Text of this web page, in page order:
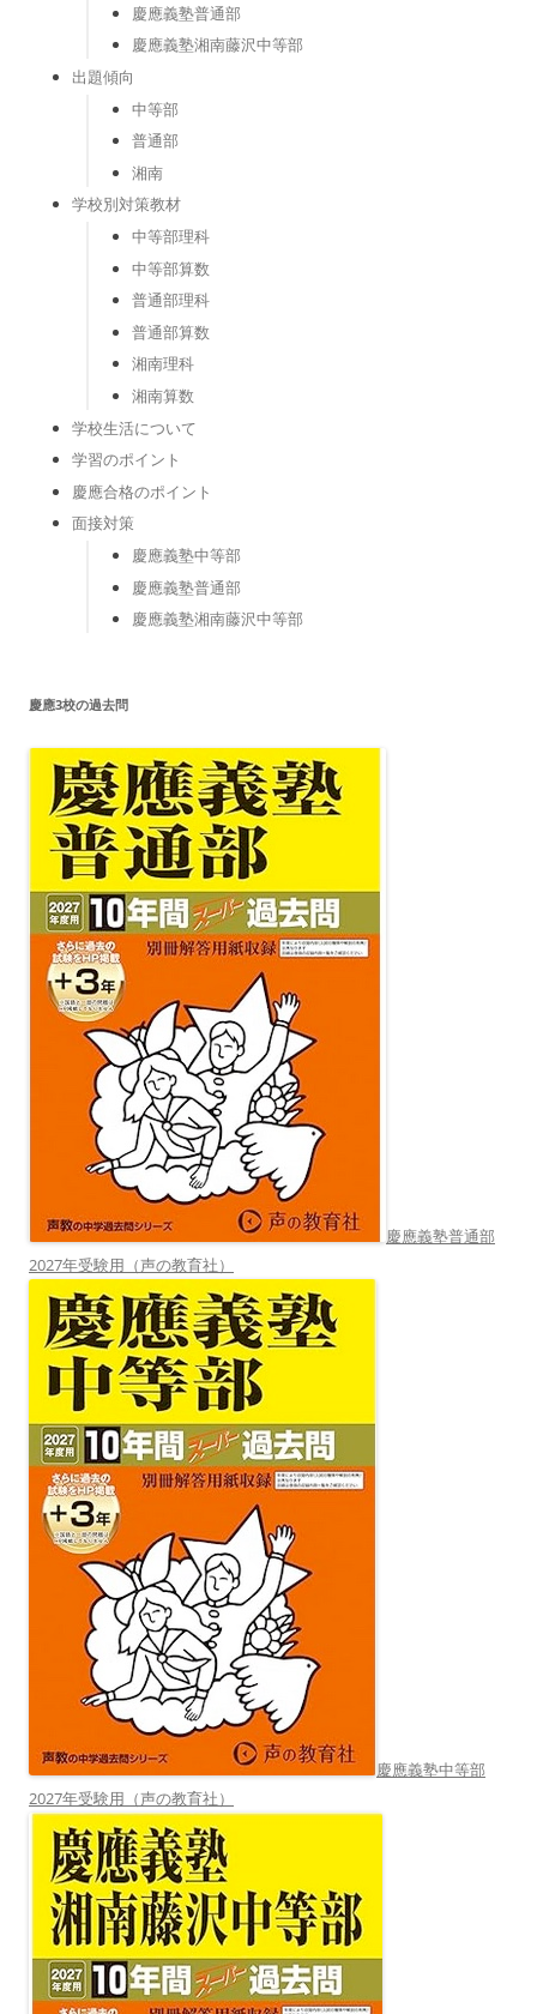
慶應義塾普通部
慶應義塾湘南藤沢中等部
出題傾向
中等部
普通部
湘南
学校別対策教材
中等部理科
中等部算数
普通部理科
普通部算数
湘南理科
湘南算数
学校生活について
学習のポイント
慶應合格のポイント
面接対策
慶應義塾中等部
慶應義塾普通部
慶應義塾湘南藤沢中等部
慶應3校の過去問
慶應義塾普通部
2027年受験用（声の教育社）
慶應義塾中等部
2027年受験用（声の教育社）